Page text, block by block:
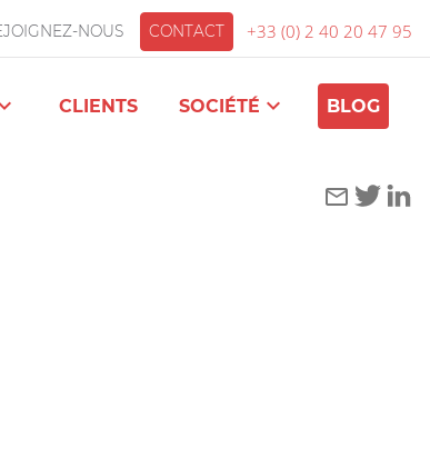
NOUS CONTACT +33 (0) 2 40 20 47 95
CLIENTS SOCIÉTÉ BLOG